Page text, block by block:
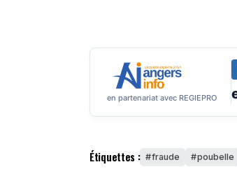
en partenariat avec REGIEPRO
Étiquettes : fraude poubelle